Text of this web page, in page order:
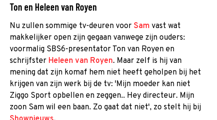
Ton en Heleen van Royen
Nu zullen sommige tv-deuren voor Sam vast wat
makkelijker open zijn gegaan vanwege zijn ouders:
voormalig SBS6-presentator Ton van Royen en
schrijfster Heleen van Royen. Maar zelf is hij van
mening dat zijn komaf hem niet heeft geholpen bij het
krijgen van zijn werk bij de tv: 'Mijn moeder kan niet
Ziggo Sport opbellen en zeggen.. Hey directeur. Mijn
zoon Sam wil een baan. Zo gaat dat niet', zo stelt hij bij